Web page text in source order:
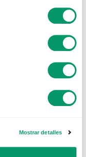
Mostrar detalles